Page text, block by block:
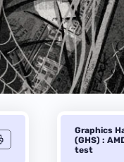
Graphics
(GHS) :
test